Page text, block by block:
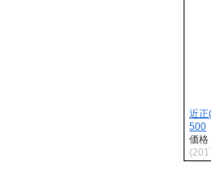
近
500
価格